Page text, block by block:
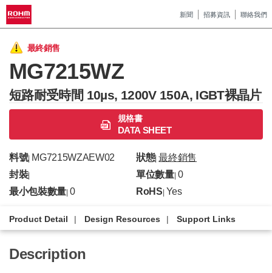
新聞 招募資訊 聯絡我們
最終銷售
MG7215WZ
短路耐受時間 10µs, 1200V 150A, IGBT裸晶片
規格書
DATA SHEET
料號| MG7215WZAEW02 狀態|最終銷售
封裝| 單位數量| 0
最小包裝數量 |0 RoHS Yes
Product Detail Design Resources Support Links
Description